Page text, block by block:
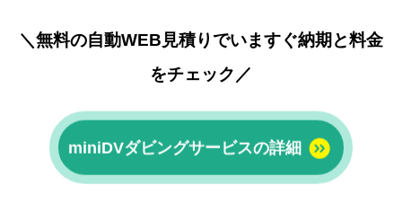
＼無料の自動WEB見積りでいますぐ納期と料金
をチェック／
miniDVダビングサービスの詳細